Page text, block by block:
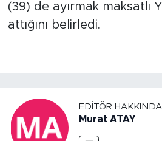
(39) de ayırmak maksatlı
attığını belirledi.
EDITÖR HAKKINDA
Murat ATAY